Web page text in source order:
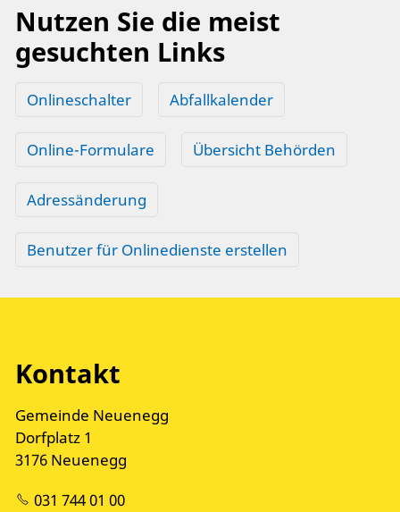
Nutzen Sie die meist
gesuchten Links
Onlineschalter Abfallkalender
Online-Formulare Übersicht Behörden
Adressänderung
Benutzer für Onlinedienste erstellen
Kontakt
Gemeinde Neuenegg
Dorfplatz 1
3176 Neuenegg
031 744 01 00